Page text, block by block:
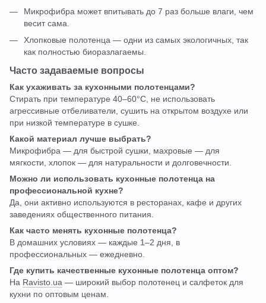
Микрофибра может впитывать до 7 раз больше влаги, чем
весит сама.
Хлопковые полотенца — одни из самых экологичных, так
как полностью биоразлагаемы.
Часто задаваемые вопросы
Как ухаживать за кухонными полотенцами?
Стирать при температуре 40–60°C, не использовать
агрессивные отбеливатели, сушить на открытом воздухе или
при низкой температуре в сушке.
Какой материал лучше выбрать?
Микрофибра — для быстрой сушки, махровые — для
мягкости, хлопок — для натуральности и долговечности.
Можно ли использовать кухонные полотенца на
профессиональной кухне?
Да, они активно используются в ресторанах, кафе и других
заведениях общественного питания.
Как часто менять кухонные полотенца?
В домашних условиях — каждые 1–2 дня, в
профессиональных — ежедневно.
Где купить качественные кухонные полотенца оптом?
На Ravisto.ua — широкий выбор полотенец и салфеток для
кухни по оптовым ценам.